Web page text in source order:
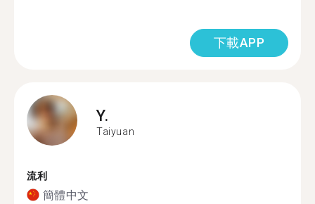
下載APP
Y.
Taiyuan
流利
簡體中文